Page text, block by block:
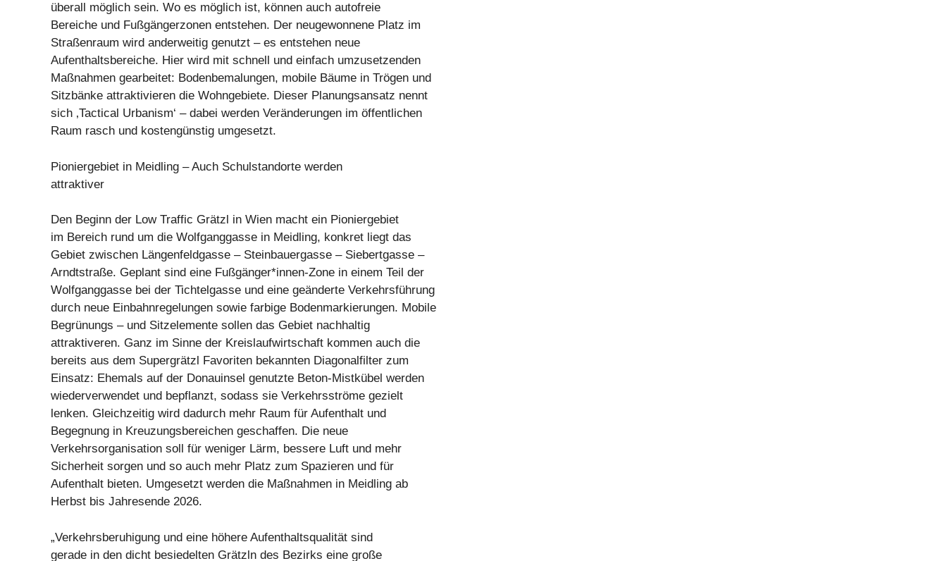
überall möglich sein. Wo es möglich ist, können auch autofreie
Bereiche und Fußgängerzonen entstehen. Der neugewonnene Platz im
Straßenraum wird anderweitig genutzt – es entstehen neue
Aufenthaltsbereiche. Hier wird mit schnell und einfach umzusetzenden
Maßnahmen gearbeitet: Bodenbemalungen, mobile Bäume in Trögen und
Sitzbänke attraktivieren die Wohngebiete. Dieser Planungsansatz nennt
sich ‚Tactical Urbanism‘ – dabei werden Veränderungen im öffentlichen
Raum rasch und kostengünstig umgesetzt.
Pioniergebiet in Meidling – Auch Schulstandorte werden
attraktiver
Den Beginn der Low Traffic Grätzl in Wien macht ein Pioniergebiet
im Bereich rund um die Wolfganggasse in Meidling, konkret liegt das
Gebiet zwischen Längenfeldgasse – Steinbauergasse – Siebertgasse –
Arndtstraße. Geplant sind eine Fußgänger*innen-Zone in einem Teil der
Wolfganggasse bei der Tichtelgasse und eine geänderte Verkehrsführung
durch neue Einbahnregelungen sowie farbige Bodenmarkierungen. Mobile
Begrünungs – und Sitzelemente sollen das Gebiet nachhaltig
attraktiveren. Ganz im Sinne der Kreislaufwirtschaft kommen auch die
bereits aus dem Supergrätzl Favoriten bekannten Diagonalfilter zum
Einsatz: Ehemals auf der Donauinsel genutzte Beton-Mistkübel werden
wiederverwendet und bepflanzt, sodass sie Verkehrsströme gezielt
lenken. Gleichzeitig wird dadurch mehr Raum für Aufenthalt und
Begegnung in Kreuzungsbereichen geschaffen. Die neue
Verkehrsorganisation soll für weniger Lärm, bessere Luft und mehr
Sicherheit sorgen und so auch mehr Platz zum Spazieren und für
Aufenthalt bieten. Umgesetzt werden die Maßnahmen in Meidling ab
Herbst bis Jahresende 2026.
„Verkehrsberuhigung und eine höhere Aufenthaltsqualität sind
gerade in den dicht besiedelten Grätzln des Bezirks eine große